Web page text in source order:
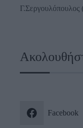
Γ.Σεργουλόπουλος
Facebook